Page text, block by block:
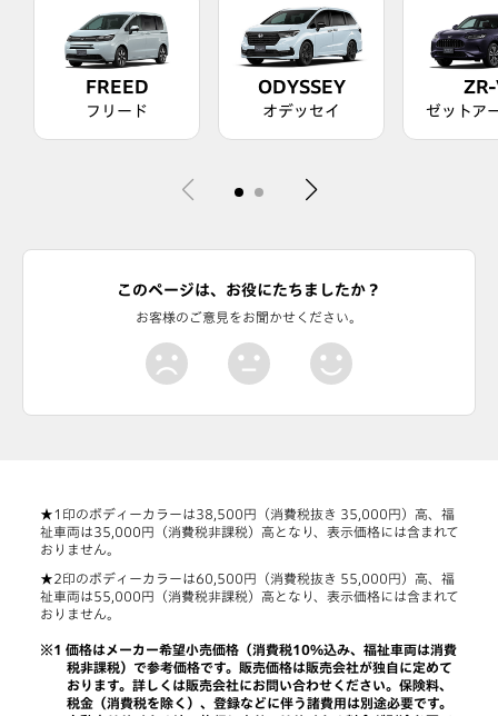
FREED
フリード
ODYSSEY
オデッセイ ゼットア
このページは、お役にたちましたか？
お客様のご意見をお聞かせください。
★1印のボディーカラーは38,500円（消費税抜き 35,000円）高、福
祉車両は35,000円（消費税非課税）高となり、表示価格には含まれて
おりません。
★2印のボディーカラーは60,500円（消費税抜き 55,000円）高、福
祉車両は55,000円（消費税非課税）高となり、表示価格には含まれて
おりません。
価格はメーカー希望小売価格（消費税10%込み、福祉車両は消費
税非課税）で参考価格です。販売価格は販売会社が独自に定めて
おります。詳しくは販売会社にお問い合わせください。保険料、
税金（消費税を除く）、登録などに伴う諸費用は別途必要です。